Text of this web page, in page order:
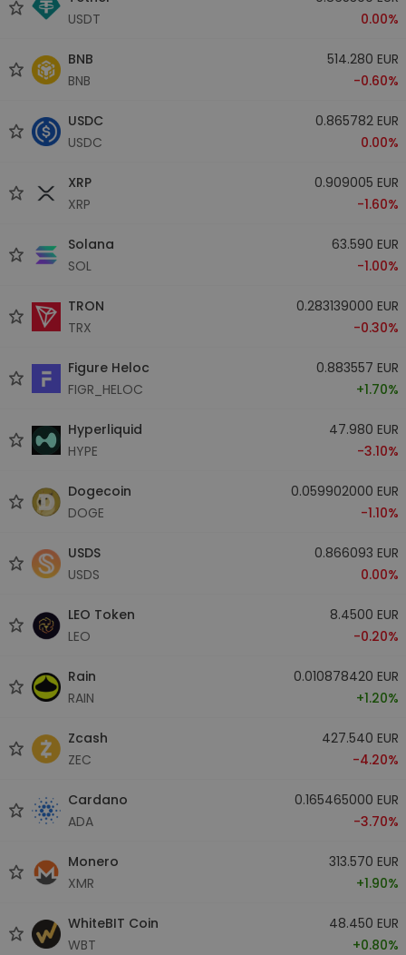
USDT
0.00%
BNB
BNB
514.280 EUR
-0.60%
USDC
USDC
0.865782 EUR
0.00%
XRP
XRP
0.909005 EUR
-1.60%
Solana
SOL
63.590 EUR
-1.00%
TRON
TRX
0.283139000 EUR
-0.30%
Figure Heloc
FIGR_HELOC
0.883557 EUR
+1.70%
Hyperliquid
HYPE
47.980 EUR
-3.10%
Dogecoin
DOGE
0.059902000 EUR
-1.10%
USDS
USDS
0.866093 EUR
0.00%
LEO Token
LEO
8.4500 EUR
-0.20%
Rain
RAIN
0.010878420 EUR
+1.20%
Zcash
ZEC
427.540 EUR
-4.20%
Cardano
ADA
0.165465000 EUR
-3.70%
Monero
XMR
313.570 EUR
+1.90%
WhiteBIT Coin
WBT
48.450 EUR
+0.80%